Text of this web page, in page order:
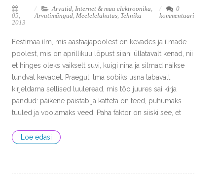
05,
2013
Arvutid, Internet & muu elektroonika
Arvutimängud, Meelelelahutus, Tehnika
0
kommentaari
Eestimaa ilm, mis aastaajapoolest on kevades ja ilmade
poolest, mis on aprillikuu lõpust siiani üllatavalt kenad, nii
et hinges oleks vaikselt suvi, kuigi nina ja silmad näikse
tundvat kevadet. Praegut ilma sobiks üsna tabavalt
kirjeldama sellised luuleread, mis töö juures sai kirja
pandud: päikene paistab ja katteta on teed, puhumaks
tuuled ja voolamaks veed. Paha faktor on siiski see, et
Loe edasi